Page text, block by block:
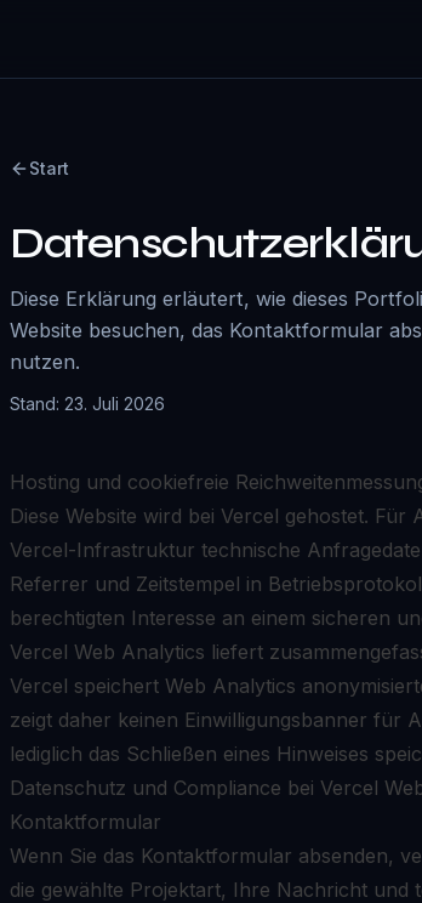
Start
Diese Erklärung erläutert, wie dieses
Website besuchen, das Kontaktformular
nutzen.
Stand: 23. Juli 2026
Hosting und cookiefreie
Diese Website wird bei Vercel gehostet.
Vercel-Infrastruktur technische
Referrer und Zeitstempel in
berechtigten Interesse an einem sicheren
Vercel Web Analytics liefert
Vercel speichert Web Analytics
zeigt daher keinen Einwilligungsbanner für
lediglich das Schließen eines Hinweises
Datenschutz und Compliance bei Vercel
Kontaktformular
Wenn Sie das Kontaktformular absenden,
die gewählte Projektart, Ihre Nachricht und